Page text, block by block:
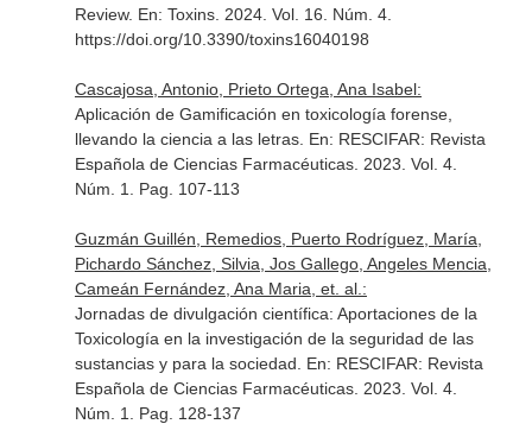
Review. En: Toxins. 2024. Vol. 16. Núm. 4.
https://doi.org/10.3390/toxins16040198
Cascajosa, Antonio, Prieto Ortega, Ana Isabel:
Aplicación de Gamificación en toxicología forense,
llevando la ciencia a las letras. En: RESCIFAR: Revista
Española de Ciencias Farmacéuticas. 2023. Vol. 4.
Núm. 1. Pag. 107-113
Guzmán Guillén, Remedios, Puerto Rodríguez, María,
Pichardo Sánchez, Silvia, Jos Gallego, Angeles Mencia,
Cameán Fernández, Ana Maria, et. al.:
Jornadas de divulgación científica: Aportaciones de la
Toxicología en la investigación de la seguridad de las
sustancias y para la sociedad. En: RESCIFAR: Revista
Española de Ciencias Farmacéuticas. 2023. Vol. 4.
Núm. 1. Pag. 128-137